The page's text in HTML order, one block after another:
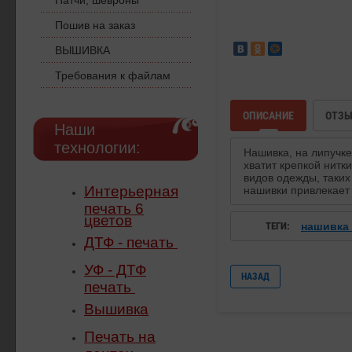
Пошив на заказ
ВЫШИВКА
Требования к файлам
Наши
технологии:
Интерьерная
печать 6
цветов
ДТФ - печать
УФ - ДТФ
печать
Вышивка
Печать на
ОПИСАНИЕ
Нашивка, на
хватит крепкой
видов одежды,
нашивки
ТЕГИ: нашивка
НАЗАД